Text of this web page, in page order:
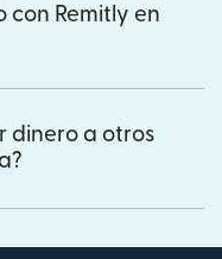
con Remitly en
dinero a otros